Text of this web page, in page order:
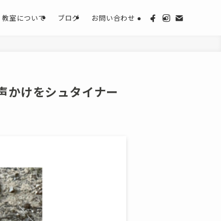
教室について ブログ お問い合わせ
けをシュタイナー